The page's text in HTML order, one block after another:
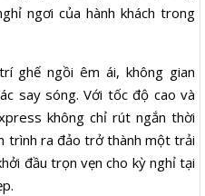
ngơi của hành khách trong
ghế ngồi êm ái, không gian
say sóng. Với tốc độ cao và
không chỉ rút ngắn thời
trình ra đảo trở thành một trải
đầu trọn vẹn cho kỳ nghỉ tại